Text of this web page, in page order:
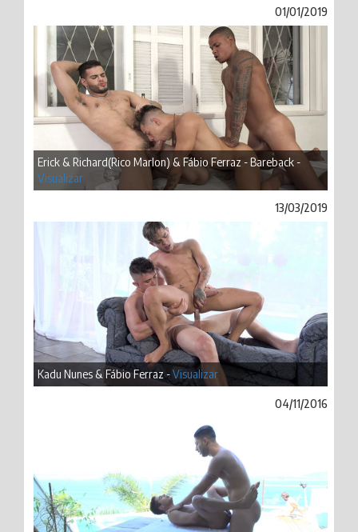
01/01/2019
Erick & Richard(Rico Marlon) & Fábio Ferraz - Bareback -
Visualizar
13/03/2019
Kadu Nunes & Fábio Ferraz -Visualizar
04/11/2016